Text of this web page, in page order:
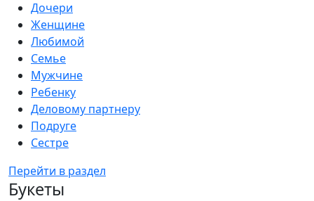
Дочери
Женщине
Любимой
Семье
Мужчине
Ребенку
Деловому партнеру
Подруге
Сестре
Перейти в раздел
Букеты